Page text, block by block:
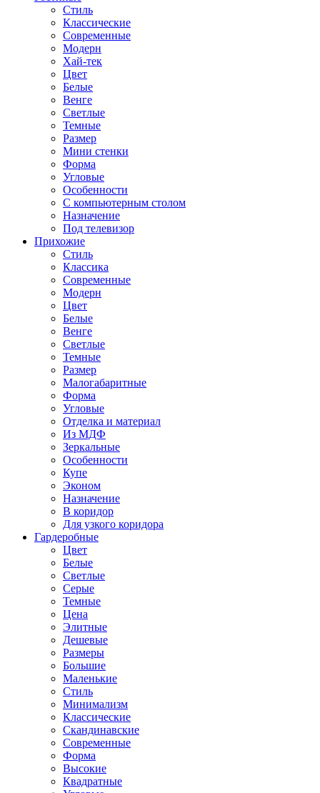
Стиль
Классические
Современные
Модерн
Хай-тек
Цвет
Белые
Венге
Светлые
Темные
Размер
Мини стенки
Форма
Угловые
Особенности
С компьютерным столом
Назначение
Под телевизор
Прихожие
Стиль
Классика
Современные
Модерн
Цвет
Белые
Венге
Светлые
Темные
Размер
Малогабаритные
Форма
Угловые
Отделка и материал
Из МДФ
Зеркальные
Особенности
Купе
Эконом
Назначение
В коридор
Для узкого коридора
Гардеробные
Цвет
Белые
Светлые
Серые
Темные
Цена
Элитные
Дешевые
Размеры
Большие
Маленькие
Стиль
Минимализм
Классические
Скандинавские
Современные
Форма
Высокие
Квадратные